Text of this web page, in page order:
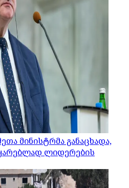
მინისტრმა განაცხადა,
ლიდერების